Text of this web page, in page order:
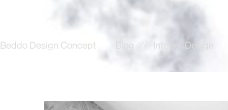
Beddo Design Concept Blog Interior Design